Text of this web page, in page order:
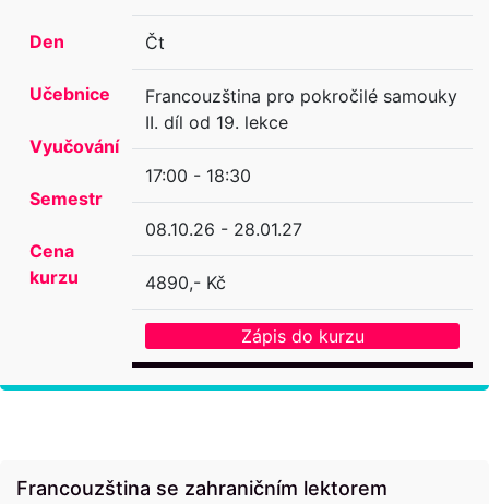
Den
Učebnice
Vyučování
Semestr
Cena
kurzu
Čt
Francouzština pro pokročilé samouky
II. díl od 19. lekce
17:00 - 18:30
08.10.26 - 28.01.27
4890,- Kč
Zápis do kurzu
Francouzština se zahraničním lektorem